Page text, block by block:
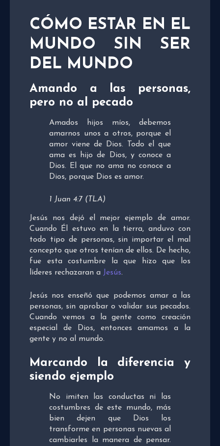
CÓMO ESTAR EN EL
MUNDO SIN SER
DEL MUNDO
Amando a las personas,
pero no al pecado
Amados hijos míos, debemos
amarnos unos a otros, porque el
amor viene de Dios. Todo el que
ama es hijo de Dios, y conoce a
Dios. El que no ama no conoce a
Dios, porque Dios es amor.
1 Juan 4:7 (TLA)
Jesús nos dejó el mejor ejemplo de amor.
Cuando Él estuvo en la tierra, anduvo con
todo tipo de personas, sin importar el mal
concepto que otros tenían de ellos. De hecho,
fue esta costumbre la que hizo que los
líderes rechazaran a Jesús.
Jesús nos enseñó que podemos amar a las
personas, sin aprobar o validar sus pecados.
Cuando vemos a la gente como creación
especial de Dios, entonces amamos a la
gente y no al mundo.
Marcando la diferencia y
siendo ejemplo
No imiten las conductas ni las
costumbres de este mundo, más
bien dejen que Dios los
transforme en personas nuevas al
cambiarles la manera de pensar.